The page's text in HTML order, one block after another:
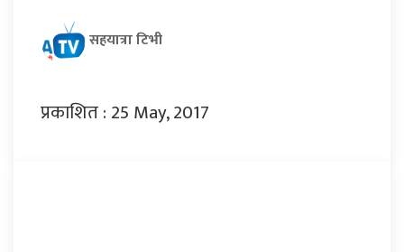
सहयात्रा टिभी
प्रकाशित : 25 May, 2017